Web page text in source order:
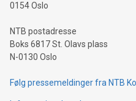
0154 Oslo
NTB postadresse
Boks 6817 St. Olavs plass
N-0130 Oslo
Følg pressemeldinger fra NTB